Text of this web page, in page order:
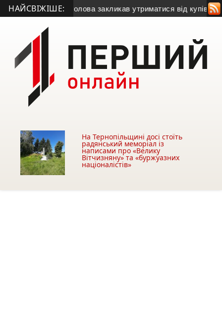
НАЙСВІЖІШЕ:
• Міський голова закликав утриматися від купівлі
На Тернопільщині досі стоїть
радянський меморіал із
написами про «Велику
Вітчизняну» та «буржуазних
націоналістів»